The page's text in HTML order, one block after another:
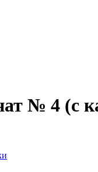
№ 4 (с